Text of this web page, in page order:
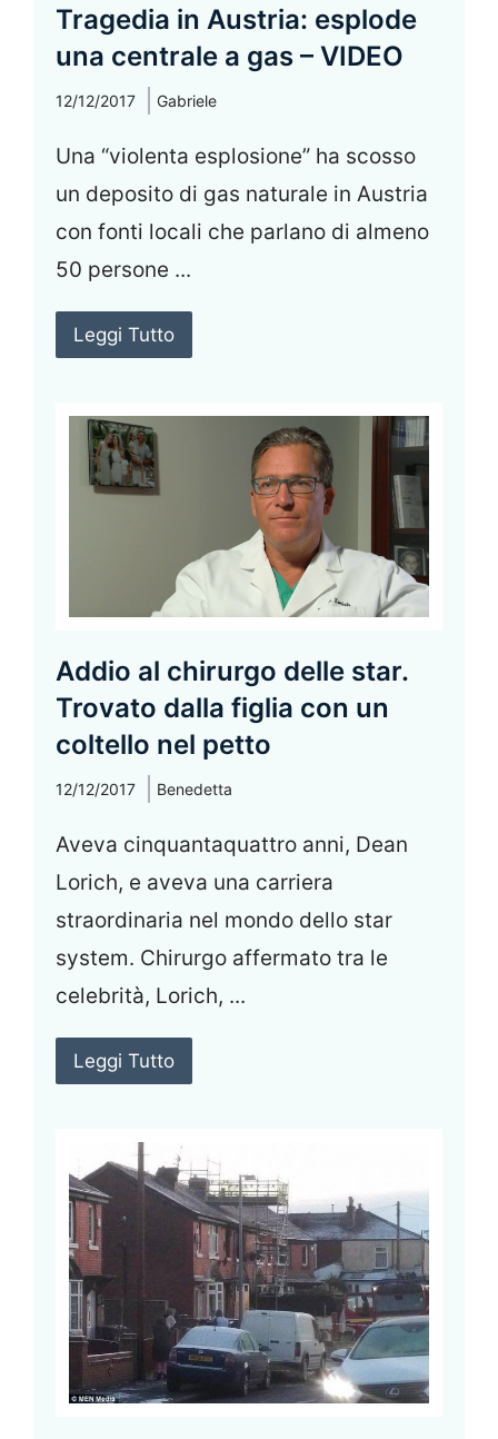
Tragedia in Austria: esplode
una centrale a gas – VIDEO
12/12/2017 Gabriele
Una “violenta esplosione” ha scosso
un deposito di gas naturale in Austria
con fonti locali che parlano di almeno
50 persone ...
Leggi Tutto
Addio al chirurgo delle star.
Trovato dalla figlia con un
coltello nel petto
12/12/2017 Benedetta
Aveva cinquantaquattro anni, Dean
Lorich, e aveva una carriera
straordinaria nel mondo dello star
system. Chirurgo affermato tra le
celebrità, Lorich, ...
Leggi Tutto